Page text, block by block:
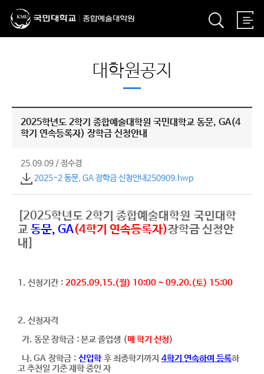
대학원공지
2025학년도 2학기 종합예술대학원 국민대학교 동문, GA(4
학기 연속등록자) 장학금 신청안내
25.09.09 /정수경
2025-2 동문, GA 장학금 신청안내250909.hwp
[2025학년도 2학기 종합예술대학원 국민대학
교동문, GA(4학기 연속등록자)장학금 신청안
내]
1. 신청기간 : 2025.09.15.(월) 10:00 ~ 09.20.(토) 15:00
2. 신청자격
가. 동문 장학금 : 본교 졸업생 (매 학기 신청)
나. GA 장학금 : 신입학후 최종학기까지 4학기 연속하여 등록하
고 추천일 기준 재학 중인 자